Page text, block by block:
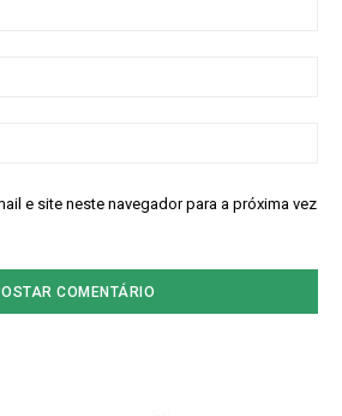
e site neste navegador para a próxima vez